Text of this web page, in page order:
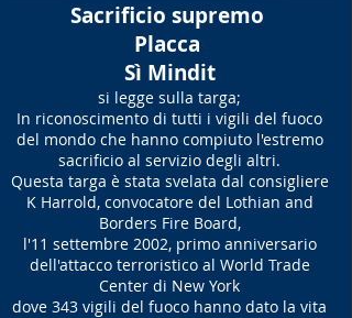
Sacrificio supremo
Placca
Sì Mindit
si legge sulla targa;
In riconoscimento di tutti i vigili del fuoco
del mondo che hanno compiuto l'estremo
sacrificio al servizio degli altri.
Questa targa è stata svelata dal consigliere
K Harrold, convocatore del Lothian and
Borders Fire Board,
l'11 settembre 2002, primo anniversario
dell'attacco terroristico al World Trade
Center di New York
dove 343 vigili del fuoco hanno dato la vita